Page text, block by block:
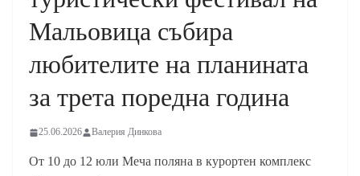
Мальовица събира
любителите на планината
за трета поредна година
25.06.2026 Валерия Динкова
От 10 до 12 юли Меча поляна в курортен комплекс